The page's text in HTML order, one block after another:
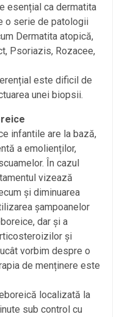
esențial ca dermatita
o serie de patologii
Dermatita atopică,
Psoriazis, Rozacee,
este dificil de
unei biopsii.
infantile are la bază,
a emolienților,
În cazul
vizează
și diminuarea
șampoanelor
dar și a
și
vorbim despre o
de menținere este
localizată la
sub control cu